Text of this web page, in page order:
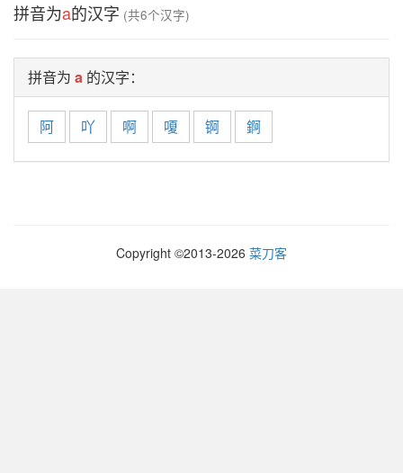
拼音为a的汉字 (共6个汉字)
拼音为 a 的汉字：
阿 吖 啊 嗄 锕 錒
Copyright ©2013-2026 菜刀客